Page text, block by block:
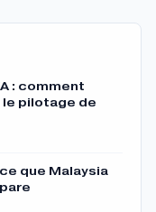
: comment
pilotage de
que Malaysia